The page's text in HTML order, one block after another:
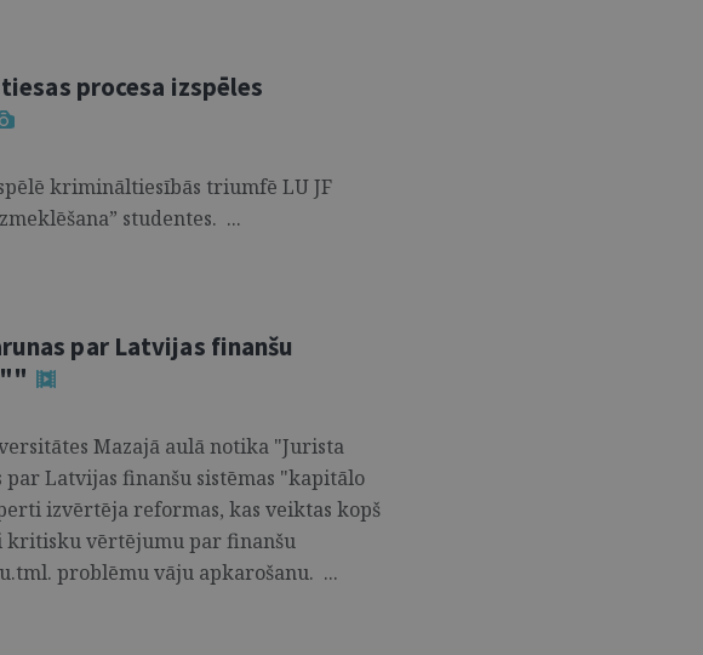
procesa izspēles
krimināltiesībās triumfē LU JF
studentes. ...
par Latvijas finanšu
Mazajā aulā notika "Jurista
Latvijas finanšu sistēmas "kapitālo
izvērtēja reformas, kas veiktas kopš
kritisku vērtējumu par finanšu
problēmu vāju apkarošanu. ...